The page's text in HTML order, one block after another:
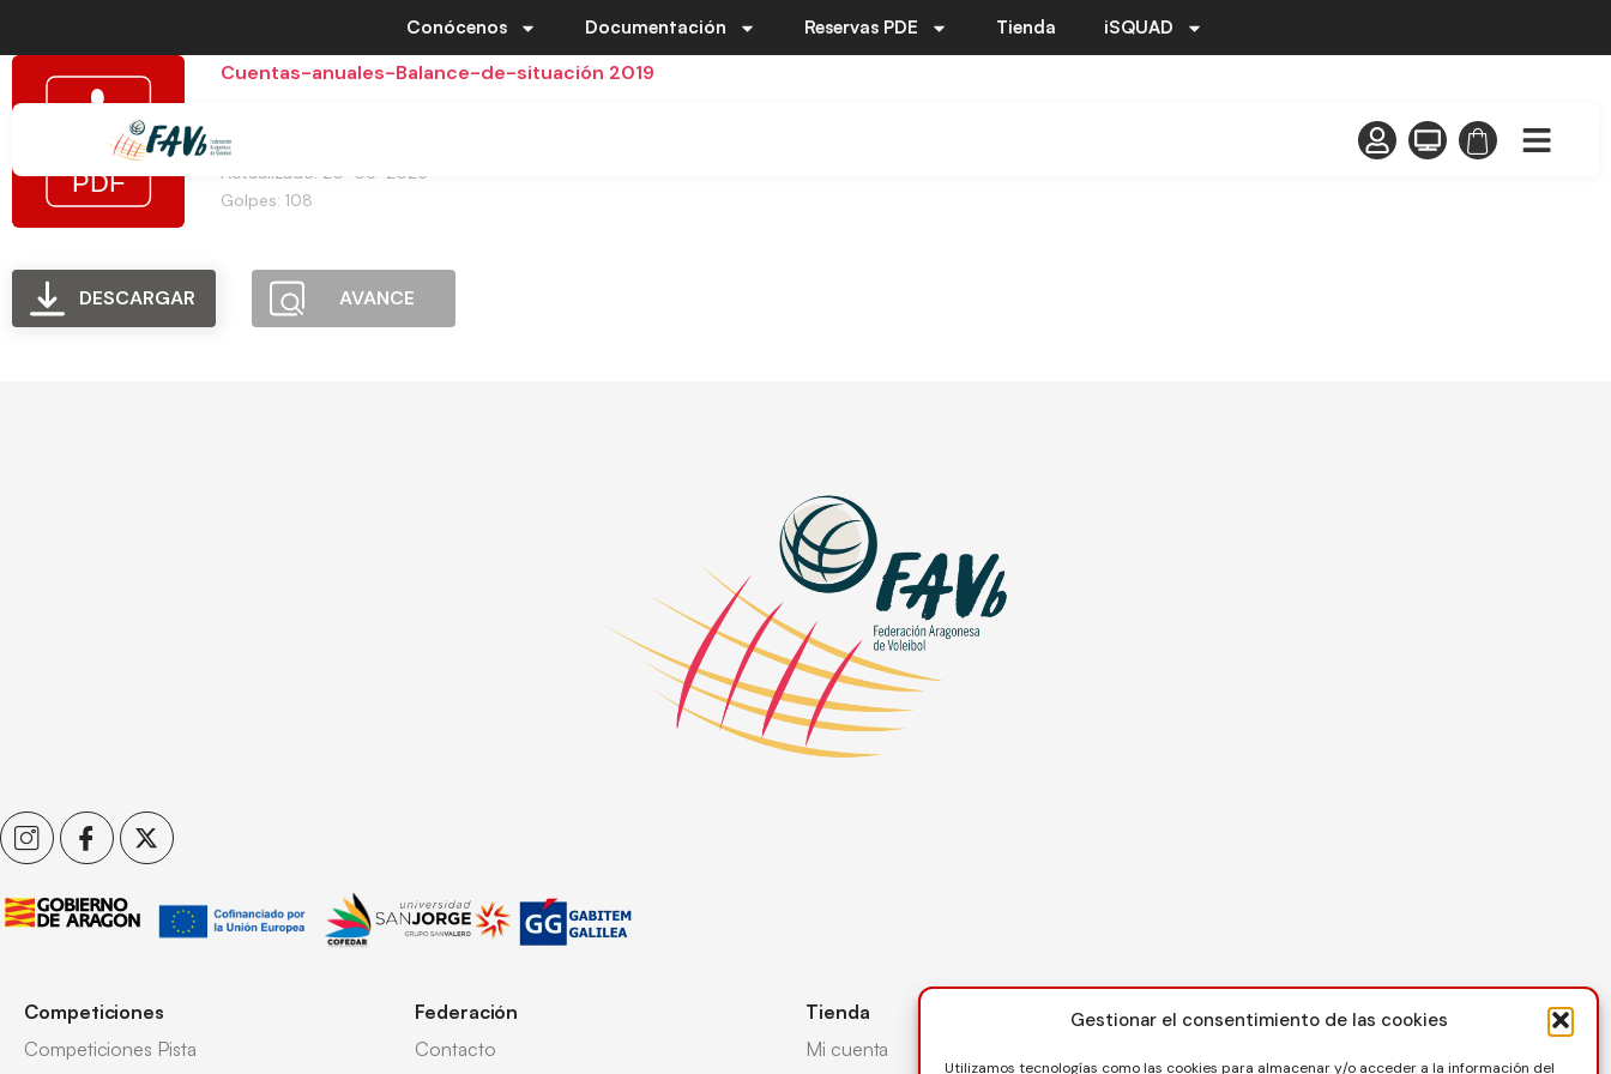
Gestionar el consentimiento de las cookies
Utilizamos tecnologías como las cookies para almacenar y/o acceder a la información del
Conócenos Documentación Reservas PDE Tienda iSQUAD
Cuentas-anuales-Balance-de-situación 2019
Creado: 20-05-2025
Actualizado: 20-05-2025
Golpes: 108
DESCARGAR AVANCE
Competiciones
Competiciones Pista
Federación
Contacto
Tienda
Mi cuenta
Contacto